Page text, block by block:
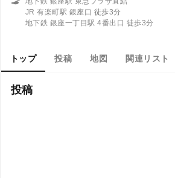
JR 有楽町駅 銀座口 徒歩3分
地下鉄 銀座一丁目駅 4番出口 徒歩3分
トップ 投稿 地図 関連リスト
投稿